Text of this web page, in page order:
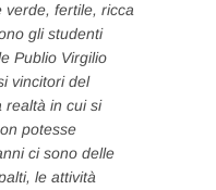
verde, fertile, ricca
gli studenti
Publio Virgilio
vincitori del
realtà in cui si
potesse
ci sono delle
le attività